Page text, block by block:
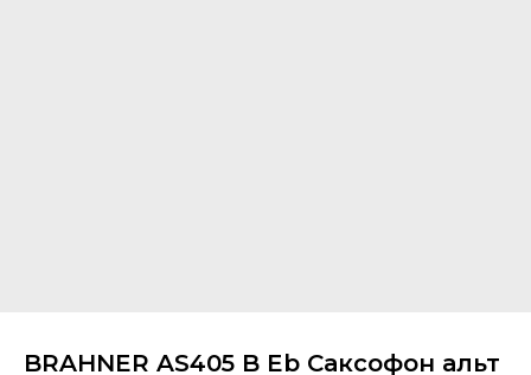
BRAHNER AS405 B Eb Саксофон альт